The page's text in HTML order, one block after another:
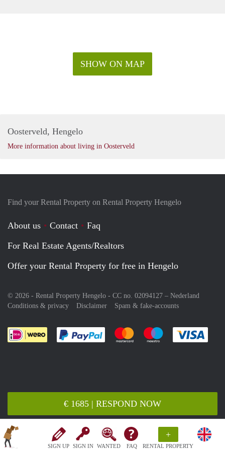
SIGN UP SIGN IN WANTED FAQ
+
RENTAL PROPERTY
inkomensgegevens, wie is/zijn de huurder(s), gewenste
ingangsdatum en huurperiode
Deze presentatie is informatief en geheel vrijblijvend. Aan
€ 1685 | RESPOND NOW
SHOW ON MAP
Oosterveld, Hengelo
More information about living in Oosterveld
Find your Rental Property on Rental Property Hengelo
About us Contact
Faq
For Real Estate Agents/Realtors
Offer your Rental Property for free in Hengelo
© 2026 - Rental Property Hengelo - CC no. 02094127 – Nederland
Conditions & privacy
Disclaimer Spam & fake-accounts
Pay easily with :payment method
Pay easily with :payment
Pay easily with